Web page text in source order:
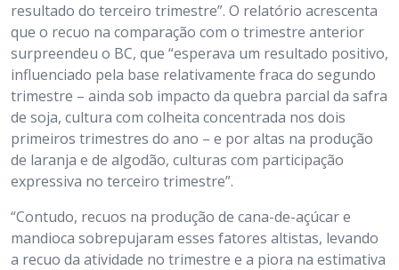
resultado do terceiro trimestre”. O relatório acrescenta
que o recuo na comparação com o trimestre anterior
surpreendeu o BC, que “esperava um resultado positivo,
influenciado pela base relativamente fraca do segundo
trimestre – ainda sob impacto da quebra parcial da safra
de soja, cultura com colheita concentrada nos dois
primeiros trimestres do ano – e por altas na produção
de laranja e de algodão, culturas com participação
expressiva no terceiro trimestre”.
“Contudo, recuos na produção de cana-de-açúcar e
mandioca sobrepujaram esses fatores altistas, levando
a recuo da atividade no trimestre e a piora na estimativa